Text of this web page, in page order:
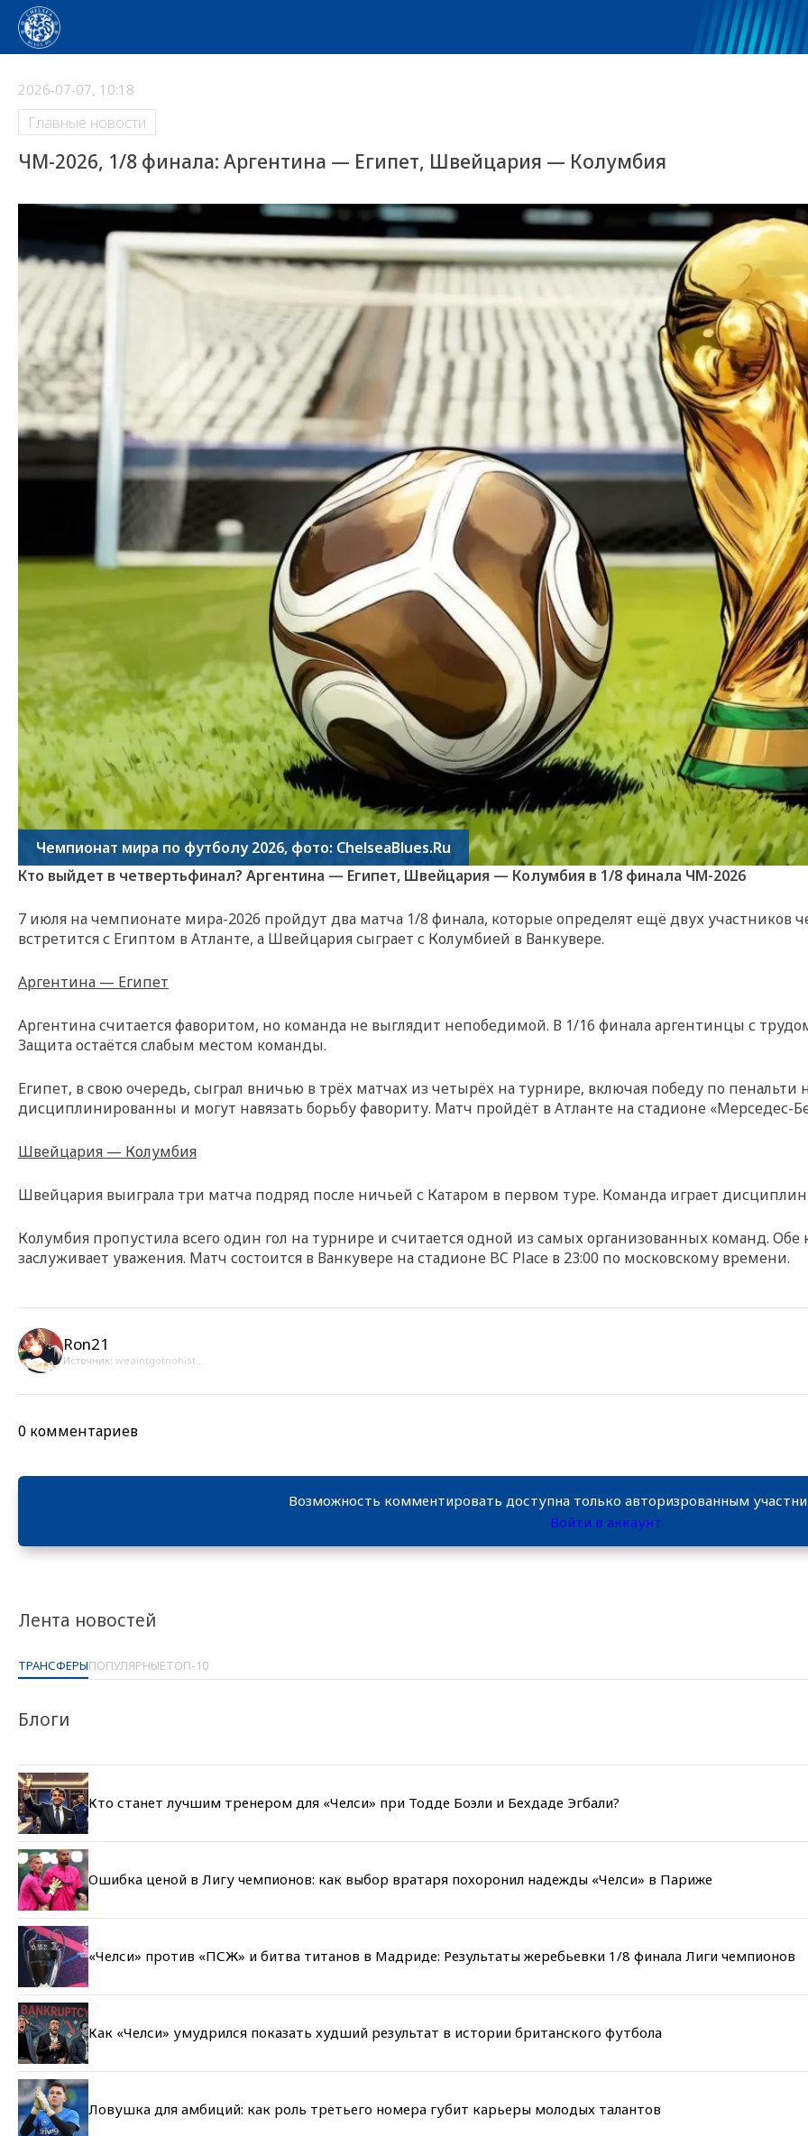
Лента новостей
ТРАНСФЕРЫПОПУЛЯРНЫЕТОП-10
Блоги
Кто станет лучшим тренером для «Челси» при Тодде Боэли и Бехдаде Эгбали?
Ошибка ценой в Лигу чемпионов: как выбор вратаря похоронил надежды «Челси» в Париже
«Челси» против «ПСЖ» и битва титанов в Мадриде: Результаты жеребьевки 1/8 финала Лиги чемпионов
Как «Челси» умудрился показать худший результат в истории британского футбола
Ловушка для амбиций: как роль третьего номера губит карьеры молодых талантов
2026-07-07, 10:18
Главные новости
ЧМ-2026, 1/8 финала: Аргентина — Египет, Швейцария — Колумбия
Чемпионат мира по футболу 2026, фото: ChelseaBlues.Ru
Кто выйдет в четвертьфинал? Аргентина — Египет, Швейцария — Колумбия в 1/8 финала ЧМ-2026
7 июля на чемпионате мира-2026 пройдут два матча 1/8 финала, которые определят ещё двух
встретится с Египтом в Атланте, а Швейцария сыграет с Колумбией в Ванкувере.
Аргентина — Египет
Аргентина считается фаворитом, но команда не выглядит непобедимой. В 1/16 финала аргентинцы с
Защита остаётся слабым местом команды.
Египет, в свою очередь, сыграл вничью в трёх матчах из четырёх на турнире, включая победу по пенальти
дисциплинированны и могут навязать борьбу фавориту. Матч пройдёт в Атланте на стадионе «Мерседес-
Швейцария — Колумбия
Швейцария выиграла три матча подряд после ничьей с Катаром в первом туре. Команда играет
Колумбия пропустила всего один гол на турнире и считается одной из самых организованных команд.
заслуживает уважения. Матч состоится в Ванкувере на стадионе BC Place в 23:00 по московскому времени.
Ron21
Источник: weaintgotnohist...
0 комментариев
Возможность комментировать доступна только авторизрованным
Войти в аккаунт